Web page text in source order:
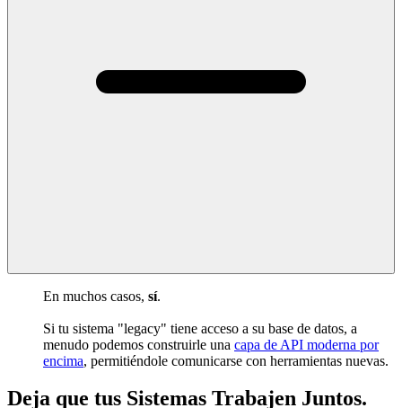
En muchos casos, sí.
Si tu sistema "legacy" tiene acceso a su base de datos, a
menudo podemos construirle una capa de API moderna por
encima, permitiéndole comunicarse con herramientas nuevas.
Deja que tus Sistemas Trabajen Juntos.